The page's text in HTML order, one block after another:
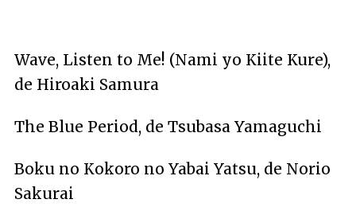
Wave, Listen to Me! (Nami yo Kiite Kure),
de Hiroaki Samura
The Blue Period, de Tsubasa Yamaguchi
Boku no Kokoro no Yabai Yatsu, de Norio
Sakurai